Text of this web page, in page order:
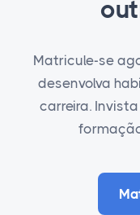
Matricule-se
desenvolva
carreira.